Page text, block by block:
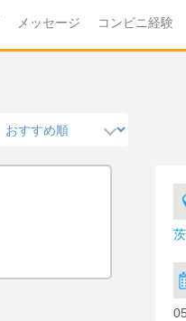
メッセージ コンビニ経験